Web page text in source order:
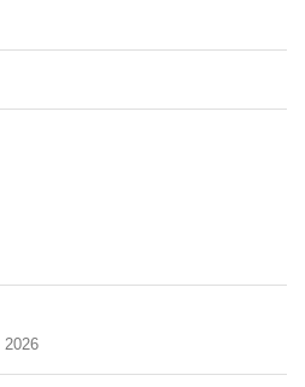
2026